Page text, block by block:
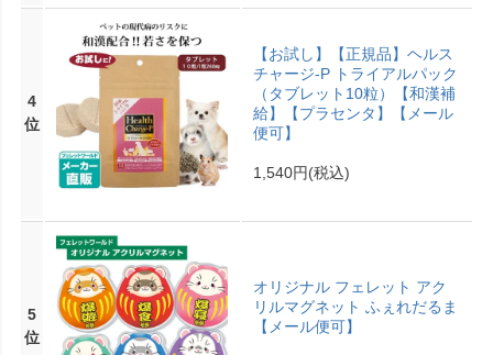
4
位
【お試し】【正規品】ヘルス
チャージ-P トライアルパック
（タブレット10粒）【和漢補
給】【プラセンタ】【メール
便可】
1,540円(税込)
5
位
オリジナル フェレット アク
リルマグネット ふぇれだるま
【メール便可】